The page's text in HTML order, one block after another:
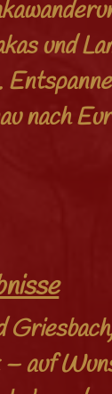
und
nach
auf